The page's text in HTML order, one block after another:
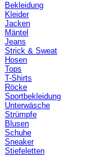
Bekleidung
Kleider
Jacken
Mäntel
Jeans
Strick & Sweat
Hosen
Tops
T-Shirts
Röcke
Sportbekleidung
Unterwäsche
Strümpfe
Blusen
Schuhe
Sneaker
Stiefeletten